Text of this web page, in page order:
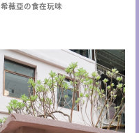
希薇亞の食在玩味